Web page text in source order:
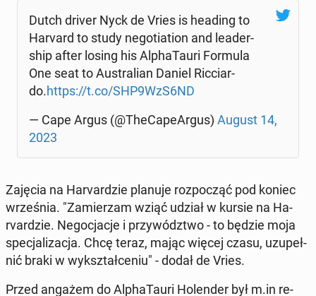
Dutch driver Nyck de Vries is heading to
Harvard to study ne­go­tia­tion and le­ader­
ship after losing his Al­pha­Tau­ri Formula
One seat to Au­stra­lian Daniel Ric­ciar­
do.https://t.co/SHP9WzS6ND
— Cape Argus (@The­Ca­pe­Ar­gus) August 14,
2023
Zajęcia na Ha­rvar­dzie planuje roz­po­cząć pod koniec
wrze­śnia. "Za­mie­rzam wziąć udział w kursie na Ha­
rvar­dzie. Ne­go­cja­cje i przy­wódz­two - to będzie moja
spe­cja­li­za­cja. Chcę teraz, mając więcej czasu, uzu­peł­
nić braki w wy­kształ­ce­niu" - dodał de Vries.
Przed angażem do Al­pha­Tau­ri Ho­len­der był m.in re­